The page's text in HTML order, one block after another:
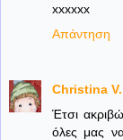
xxxxxx
Απάντηση
Christina V.
Έτσι
όλες μας